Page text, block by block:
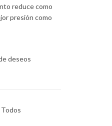
reduce como
presión como
deseos
Todos